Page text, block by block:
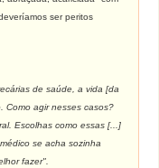
ser peritos
de saúde, a vida [da
Como agir nesses casos?
Escolhas como essas [...]
se acha sozinha
fazer".